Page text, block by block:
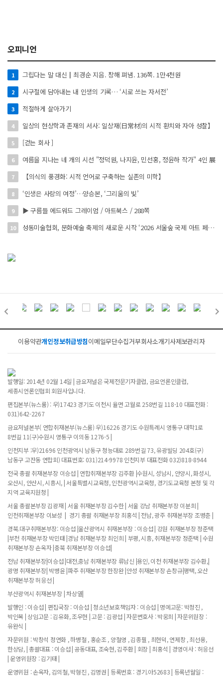
오피니언
1 그립다는 말 대신┃최경순 지음. 창해 펴냄. 136쪽. 1만4천원
2 시구절에 담아내는 내 인생의 기록… ‘시로 쓰는 자서전’
3 적절하게 살아가기
4 일상의 현상학과 존재의 서사: 일상재(日常材)의 시적 환치와 자아 성찰】
5 [걷는 회사 ]
6 여름을 지나는 네 개의 시선 "정덕원, 나지윤, 민선홍, 정윤하 작가" 4인 展
7 【의식의 풍경화: 시적 언어로 구축하는 실존의 미학】
8 ‘인생은 사랑의 여정’…양승본, ‘그리움의 빛’
9 ▶ 구름들 에드워드 그레이엄 / 아트북스 / 288쪽
10 성동미술협회, 문화예술 축제의 새로운 시작 ‘2026 서울숲 국제 아트 페스타’ 개최
이용약관개인정보취급방침이메일무단수집거부회사소개기사제보관리자
발행일: 2014년 02월 14일 | 금요저널은 국제전문기자클럽, 금요언론인클럽,
세종시언론인협회 회원사입니다.
편집본부(뉴스룸) : 우)17423 경기도 이천시 율면 고월로 258번길 118-10 대표전화 :
031)642-2267
금요저널본부( 연합취재본부(뉴스룸) 우)16226 경기도 수원특례시 영통구 대학1로
8번길 11(구)수원시 영통구 이의동 1276-5 |
인천지부 :우)21696 인천광역시 남동구 청능대로 289번길 73, 유광빌딩 204호(구)
남동구 고잔동 연합회) 대표번호: 031)214-9978 인천지부 대표전화 032)818-8944
전국 총괄 취재본부장 이승섭 | 연합취재본부장 김주환 |수원시, 성남시, 안양시, 화성시,
오산시, 안산시, 시흥시, | 서울특별시교육청, 인천광역시교육청, 경기도교육청 본청 및 각
지역 교육지원청 |
서울 총괄본부장 김광재 | 서울 취재본부장 김수한 | 서울 강남 취재본부장 이분희 |
인천취재본부장 이보성 | 경기 총괄 취재본부장 최홍석 | 전남, 광주 취재본부장 조병춘 |
경북.대구취재본부장: 이승섭 |울산광역시 취재본부장 : 이승섭 | 강원 취재본부장 정준택
|부천 취재본부장 박민태 |경남 취재본부장 최인희 | 부평, 시흥, 취재본부장 정준택 | 수원
취재본부장 손옥자 |충북 취재본부장 이승섭|
전남 취재본부장|이승섭 |대전,충남 취재본부장 류남신 |용인, 이천 취재본부장 김수환,|
광명 취재본부장| 박병윤 |파주 취재본부장 한장완 |안성 취재본부장 손창규|평택, 오산
취재본부장 허응선 |
부산광역시 취재본부장 | 차상열|
발행인 : 이승섭 | 편집국장 : 이승섭 | 청소년보호책임자 : 이승섭 | 명예고문: 박정진 ,
박인복 | 상임고문 : 김유화, 조우현 | 고문 : 김광섭 | 자문변호사 : 박웅희 | 자문위원장 :
유완식 |
자문위원 : 박창석 정연화 , 하병철 , 홍순조 , 양철영 , 김종필 , 최현덕, 연제창 , 최선용,
한상담, | 총괄대표 : 이승섭 | 공동대표, 조숙현, 김주환 | 회장 | 최홍석 | 경영이사 : 허응선
| 운영위원장 : 김기태 |
운영위원 : 손옥자, 김의철, 박형진 , 김명권 | 등록번호 : 경기.아52683 | 등록년월일 :